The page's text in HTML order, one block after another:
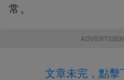
常。
文章未完，點擊